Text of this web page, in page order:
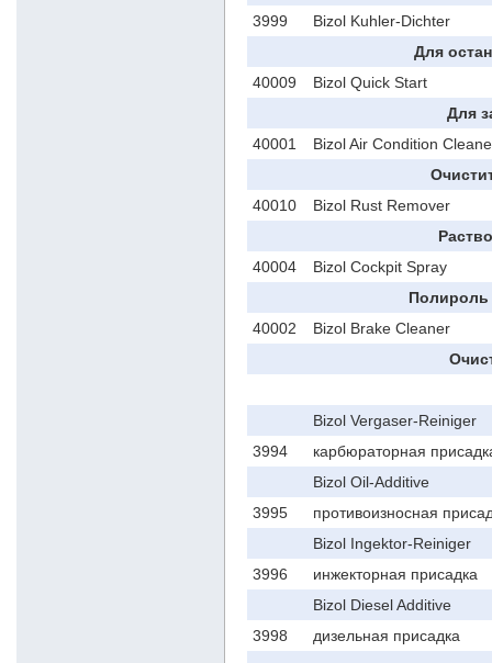
3999
Bizol Kuhler-Dichter
Для
40009
Bizol Quick Start
Для
40001
Bizol Air Condition
40010
Bizol Rust Remover
40004
Bizol Cockpit Spray
Полироль
40002
Bizol Brake Cleaner
Bizol Vergaser-Reiniger
3994
карбюраторная
Bizol Oil-Additive
3995
противоизносная
Bizol Ingektor-Reiniger
3996
инжекторная присадка
Bizol Diesel Additive
3998
дизельная присадка